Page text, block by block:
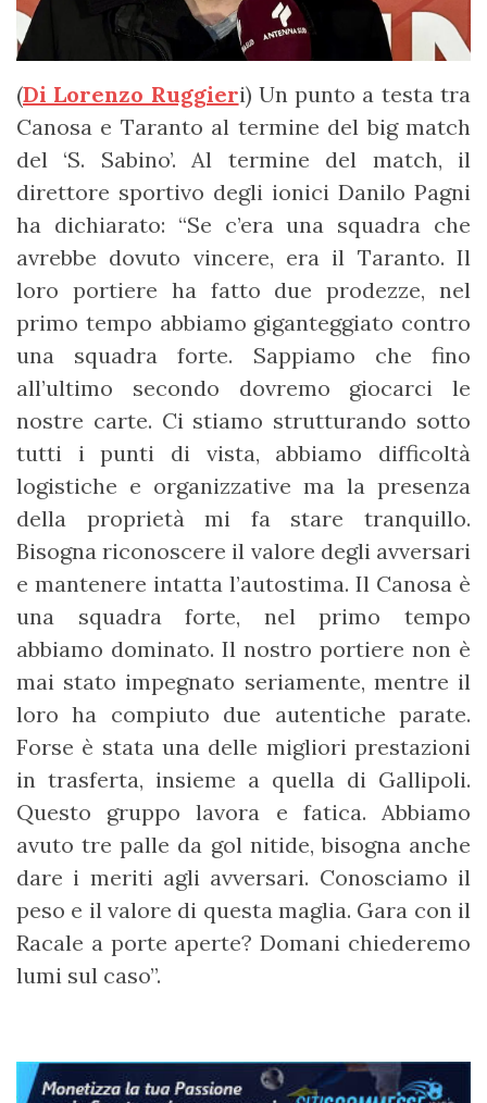
(Di Lorenzo Ruggieri) Un punto a testa tra
Canosa e Taranto al termine del big match
del ‘S. Sabino’. Al termine del match, il
direttore sportivo degli ionici Danilo Pagni
ha dichiarato: “Se c’era una squadra che
avrebbe dovuto vincere, era il Taranto. Il
loro portiere ha fatto due prodezze, nel
primo tempo abbiamo giganteggiato contro
una squadra forte. Sappiamo che fino
all’ultimo secondo dovremo giocarci le
nostre carte. Ci stiamo strutturando sotto
tutti i punti di vista, abbiamo difficoltà
logistiche e organizzative ma la presenza
della proprietà mi fa stare tranquillo.
Bisogna riconoscere il valore degli avversari
e mantenere intatta l’autostima. Il Canosa è
una squadra forte, nel primo tempo
abbiamo dominato. Il nostro portiere non è
mai stato impegnato seriamente, mentre il
loro ha compiuto due autentiche parate.
Forse è stata una delle migliori prestazioni
in trasferta, insieme a quella di Gallipoli.
Questo gruppo lavora e fatica. Abbiamo
avuto tre palle da gol nitide, bisogna anche
dare i meriti agli avversari. Conosciamo il
peso e il valore di questa maglia. Gara con il
Racale a porte aperte? Domani chiederemo
lumi sul caso”.